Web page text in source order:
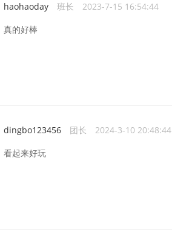
haohaoday 班长 2023-7-15 16:54:44
真的好棒
dingbo123456 团长 2024-3-10 20:48:44
看起来好玩